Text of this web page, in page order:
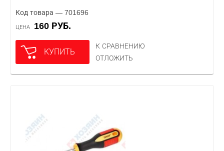
Код товара — 701696
ЦЕНА 160 РУБ.
КУПИТЬ
К СРАВНЕНИЮ
ОТЛОЖИТЬ